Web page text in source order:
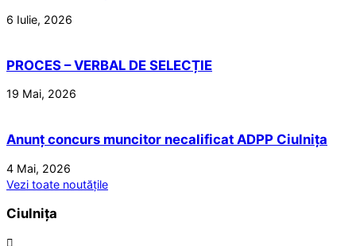
6 Iulie, 2026
PROCES – VERBAL DE SELECȚIE
19 Mai, 2026
Anunț concurs muncitor necalificat ADPP Ciulnița
4 Mai, 2026
Vezi toate noutățile
Ciulnița